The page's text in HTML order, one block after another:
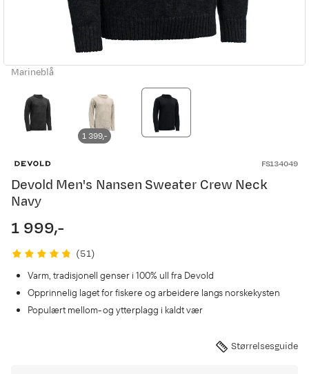
Marineblå
1 399,-
FS134049
Devold Men's Nansen Sweater Crew Neck
Navy
price
1 999,-
(51)
Varm, tradisjonell genser i 100% ull fra Devold
Opprinnelig laget for fiskere og arbeidere langs norskekysten
Populært mellom- og ytterplagg i kaldt vær
Størrelsesguide